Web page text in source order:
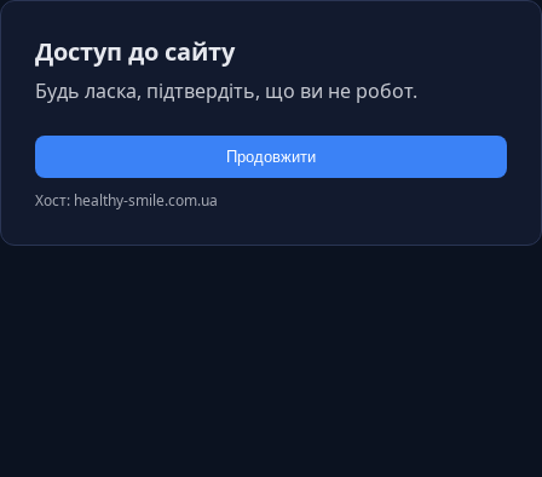
Доступ до сайту
Будь ласка, підтвердіть, що ви не робот.
Продовжити
Хост: healthy-smile.com.ua